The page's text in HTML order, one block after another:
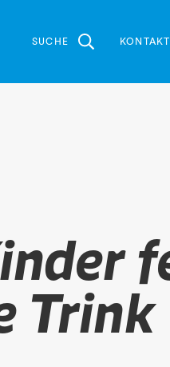
SUCHE KONTAKT
Trink